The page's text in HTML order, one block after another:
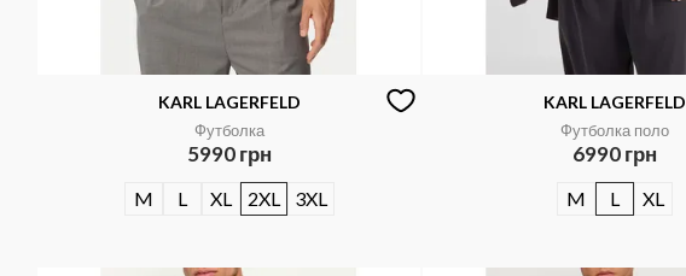
KARL LAGERFELD
Футболка
5990 грн
M L XL 2XL 3XL
KARL LAGERFELD
Футболка поло
6990 грн
M L XL